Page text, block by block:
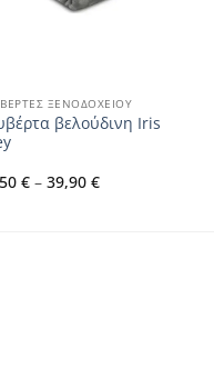
ΞΕΝΟΔΟΧΕΙΟΥ
βελούδινη Iris
€ – 39,90 €Price
range: